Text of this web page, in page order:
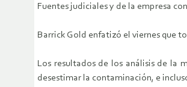
Fuentes judiciales y de la empresa
Barrick Gold enfatizó el viernes que
Los resultados de los análisis de la
desestimar la contaminación, e